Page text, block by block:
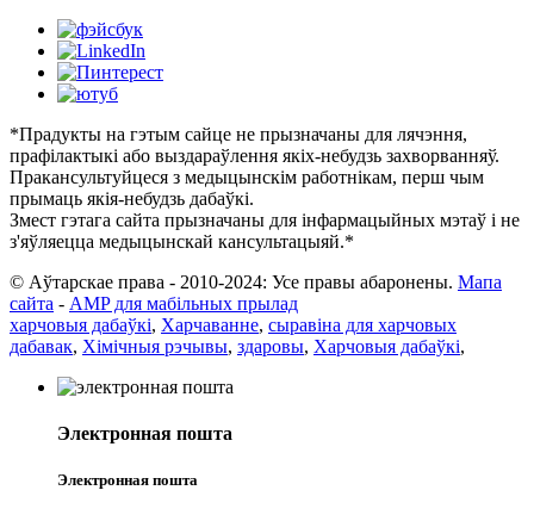
*Прадукты на гэтым сайце не прызначаны для лячэння,
прафілактыкі або выздараўлення якіх-небудзь захворванняў.
Пракансультуйцеся з медыцынскім работнікам, перш чым
прымаць якія-небудзь дабаўкі.
Змест гэтага сайта прызначаны для інфармацыйных мэтаў і не
з'яўляецца медыцынскай кансультацыяй.*
© Аўтарскае права - 2010-2024: Усе правы абаронены. Мапа
сайта - AMP для мабільных прылад
харчовыя дабаўкі, Харчаванне, сыравіна для харчовых
дабавак, Хімічныя рэчывы, здаровы, Харчовыя дабаўкі,
Электронная пошта
Электронная пошта